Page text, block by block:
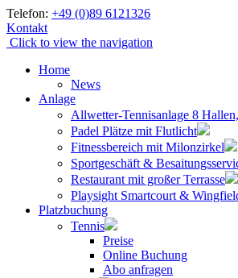
Skip
to
content
Telefon: +49 (0)89 6121326
Kontakt
Click to view the navigation
Home
News
Anlage
Allwetter-Tennisanlage 8
Padel Plätze mit Flutlicht
Fitnessbereich mit Milonzirkel
Sportgeschäft &
Restaurant mit großer Terrasse
Playsight Smartcourt &
Platzbuchung
Tennis
Preise
Online Buchung
Abo anfragen